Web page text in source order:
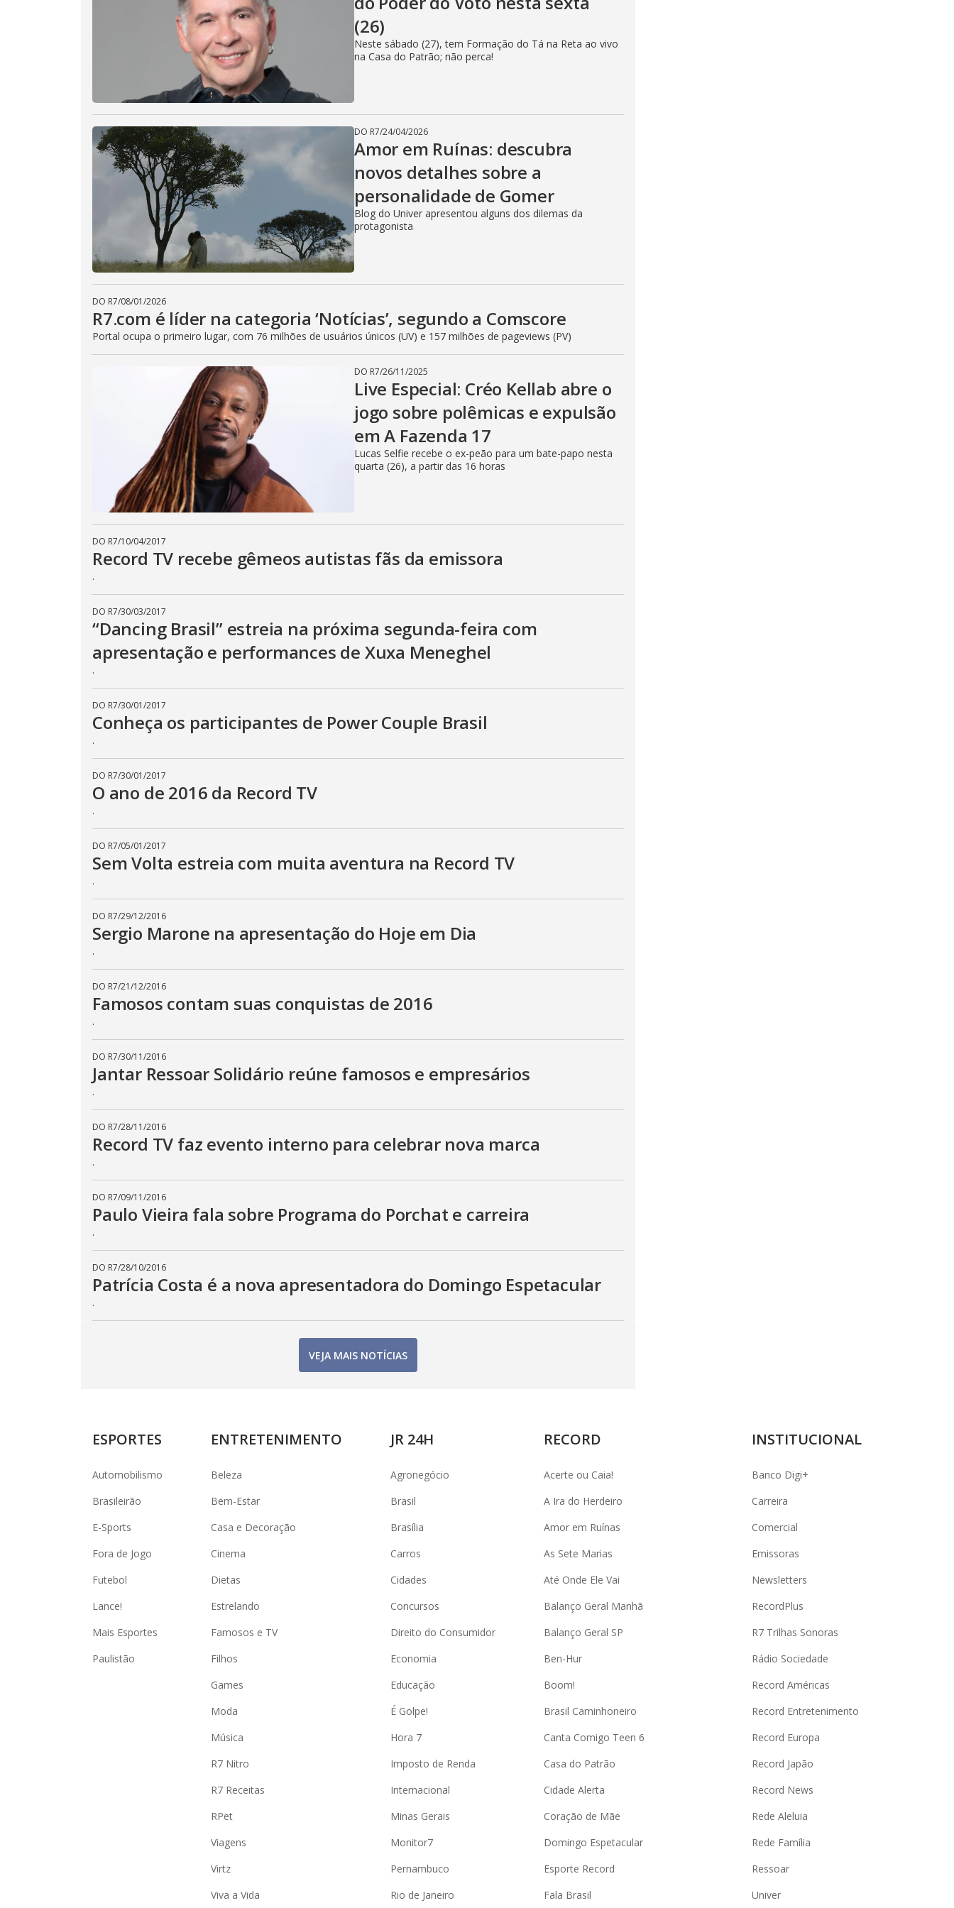
y
V
d
e
o
m
(26)
Neste sábado (27), tem Formação do Tá na Reta ao vivo
na Casa do Patrão; não perca!
DO R7/24/04/2026
Amor em Ruínas: descubra
novos detalhes sobre a
personalidade de Gomer
Blog do Univer apresentou alguns dos dilemas da
protagonista
DO R7/08/01/2026
R7.com é líder na categoria ‘Notícias’, segundo a Comscore
Portal ocupa o primeiro lugar, com 76 milhões de usuários únicos (UV) e 157 milhões de pageviews (PV)
DO R7/26/11/2025
Live Especial: Créo Kellab abre o
jogo sobre polêmicas e expulsão
em A Fazenda 17
Lucas Selfie recebe o ex-peão para um bate-papo nesta
quarta (26), a partir das 16 horas
DO R7/10/04/2017
Record TV recebe gêmeos autistas fãs da emissora
.
DO R7/30/03/2017
“Dancing Brasil” estreia na próxima segunda-feira com
apresentação e performances de Xuxa Meneghel
.
DO R7/30/01/2017
Conheça os participantes de Power Couple Brasil
.
DO R7/30/01/2017
O ano de 2016 da Record TV
.
DO R7/05/01/2017
Sem Volta estreia com muita aventura na Record TV
.
DO R7/29/12/2016
Sergio Marone na apresentação do Hoje em Dia
.
DO R7/21/12/2016
Famosos contam suas conquistas de 2016
.
DO R7/30/11/2016
Jantar Ressoar Solidário reúne famosos e empresários
.
DO R7/28/11/2016
Record TV faz evento interno para celebrar nova marca
.
DO R7/09/11/2016
Paulo Vieira fala sobre Programa do Porchat e carreira
.
DO R7/28/10/2016
Patrícia Costa é a nova apresentadora do Domingo Espetacular
.
VEJA MAIS NOTÍCIAS
ESPORTES
Automobilismo
Brasileirão
E-Sports
Fora de Jogo
Futebol
Lance!
Mais Esportes
Paulistão
ENTRETENIMENTO
Beleza
Bem-Estar
Casa e Decoração
Cinema
Dietas
Estrelando
Famosos e TV
Filhos
Games
Moda
Música
R7 Nitro
R7 Receitas
RPet
Viagens
Virtz
Viva a Vida
JR 24H
Agronegócio
Brasil
Brasília
Carros
Cidades
Concursos
Direito do Consumidor
Economia
Educação
É Golpe!
Hora 7
Imposto de Renda
Internacional
Minas Gerais
Monitor7
Pernambuco
Rio de Janeiro
RECORD
Acerte ou Caia!
A Ira do Herdeiro
Amor em Ruínas
As Sete Marias
Até Onde Ele Vai
Balanço Geral Manhã
Balanço Geral SP
Ben-Hur
Boom!
Brasil Caminhoneiro
Canta Comigo Teen 6
Casa do Patrão
Cidade Alerta
Coração de Mãe
Domingo Espetacular
Esporte Record
Fala Brasil
INSTITUCIONAL
Banco Digi+
Carreira
Comercial
Emissoras
Newsletters
RecordPlus
R7 Trilhas Sonoras
Rádio Sociedade
Record Américas
Record Entretenimento
Record Europa
Record Japão
Record News
Rede Aleluia
Rede Família
Ressoar
Univer